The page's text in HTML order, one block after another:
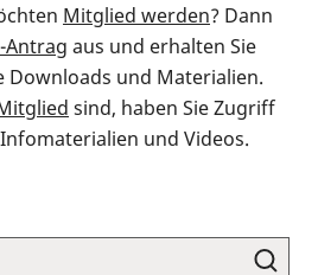
Mitglied werden? Dann
Antrag aus und erhalten Sie
und Materialien.
sind, haben Sie Zugriff
und Videos.